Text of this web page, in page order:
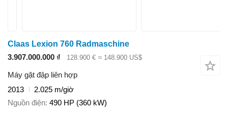
Claas Lexion 760 Radmaschine
3.907.000.000 ₫
128.900 € ≈ 148.900 US$
Máy gặt đập liên hợp
2013
2.025 m/giờ
Nguồn điện 490 HP (360 kW)